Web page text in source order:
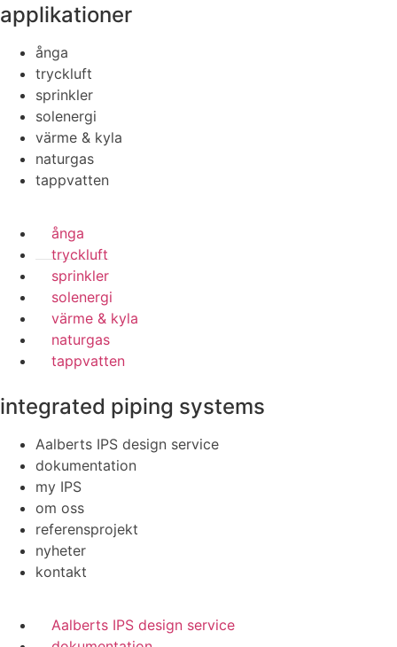
applikationer
ånga
tryckluft
sprinkler
solenergi
värme & kyla
naturgas
tappvatten
ånga
tryckluft
sprinkler
solenergi
värme & kyla
naturgas
tappvatten
integrated piping systems
Aalberts IPS design service
dokumentation
my IPS
om oss
referensprojekt
nyheter
kontakt
Aalberts IPS design service